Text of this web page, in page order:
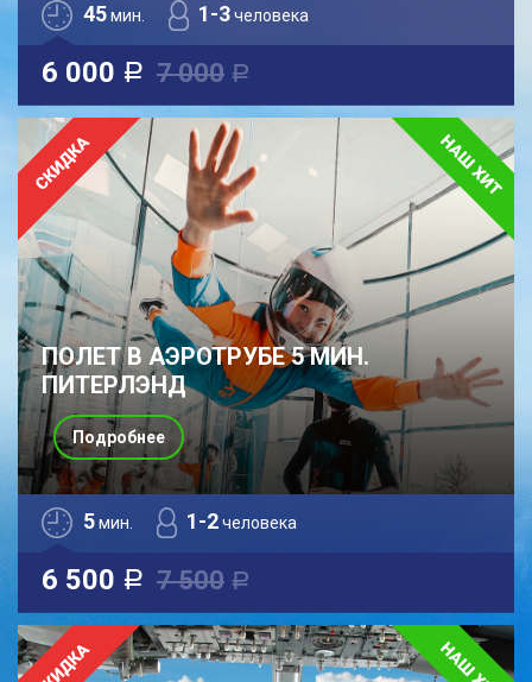
45мин. 1-3человека
6 000 a 7 000 a
ПОЛЕТ В АЭРОТРУБЕ 5 МИН.
ПИТЕРЛЭНД
5мин. 1-2человека
6 500 a 7 500 a
Подробнее